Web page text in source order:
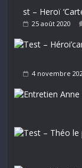
st – Heroï
25 août 2020
4 novembre